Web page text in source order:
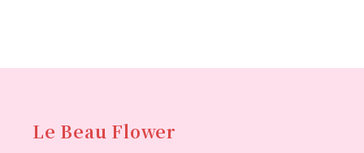
リウムレッスン
Le Beau Flower